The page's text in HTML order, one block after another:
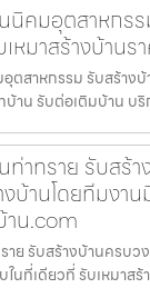
นิคมอุตสาหกร
หมาสร้างบ้านร
ตสาหกรรม รับสร้างบ้
บ้าน รับต่อเติมบ้าน บ
ท่าทราย รับสร้
บ้านโดยทีมงา
าน.com
าย รับสร้างบ้านครบว
นที่เดียวที่ รับเหมาส